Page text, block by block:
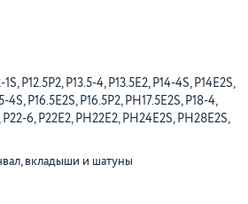
1S, P12.5P2, P13.5-4, P13.5E2, P14-4S, P14E2S,
4S, P16.5E2S, P16.5P2, PH17.5E2S, P18-4,
P22-6, P22E2, PH22E2, PH24E2S, PH28E2S,
вкладыши и шатуны